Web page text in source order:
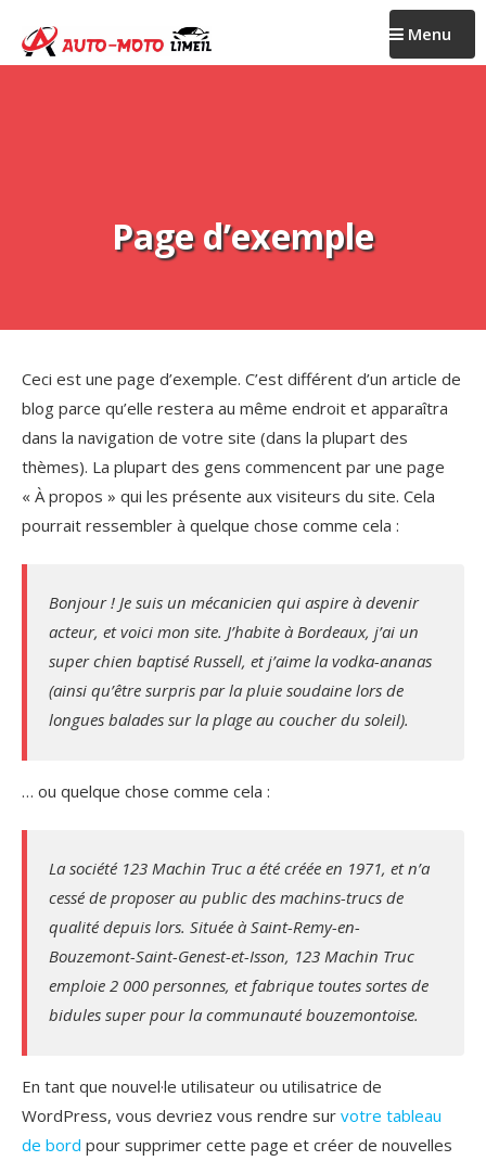
Passer
Menu
Page d’exemple
Ceci est une page d’exemple. C’est différent d’un article de
blog parce qu’elle restera au même endroit et apparaîtra
dans la navigation de votre site (dans la plupart des
thèmes). La plupart des gens commencent par une page
« À propos » qui les présente aux visiteurs du site. Cela
pourrait ressembler à quelque chose comme cela :
Bonjour ! Je suis un mécanicien qui aspire à devenir
acteur, et voici mon site. J’habite à Bordeaux, j’ai un
super chien baptisé Russell, et j’aime la vodka-ananas
(ainsi qu’être surpris par la pluie soudaine lors de
longues balades sur la plage au coucher du soleil).
… ou quelque chose comme cela :
La société 123 Machin Truc a été créée en 1971, et n’a
cessé de proposer au public des machins-trucs de
qualité depuis lors. Située à Saint-Remy-en-
Bouzemont-Saint-Genest-et-Isson, 123 Machin Truc
emploie 2 000 personnes, et fabrique toutes sortes de
bidules super pour la communauté bouzemontoise.
En tant que nouvel·le utilisateur ou utilisatrice de
WordPress, vous devriez vous rendre sur votre tableau
de bord pour supprimer cette page et créer de nouvelles